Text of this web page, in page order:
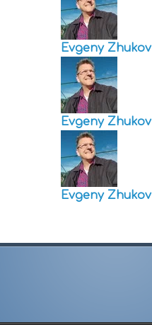
Evgeny Zhukov
Evgeny Zhukov
Evgeny Zhukov